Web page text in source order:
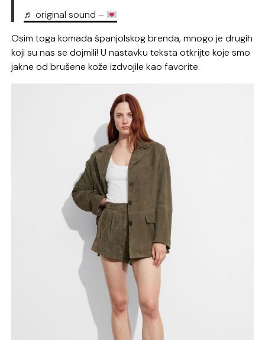
♬ original sound –
Osim toga komada španjolskog brenda, mnogo je drugih
koji su nas se dojmili! U nastavku teksta otkrijte koje smo
jakne od brušene kože izdvojile kao favorite.